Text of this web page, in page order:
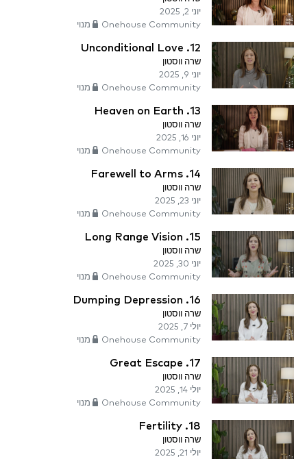
יוני 2, 2025
Onehouse Community מנוי
12. Unconditional Love
שרה ווסטון
יוני 9, 2025
Onehouse Community מנוי
13. Heaven on Earth
שרה ווסטון
יוני 16, 2025
Onehouse Community מנוי
14. Farewell to Arms
שרה ווסטון
יוני 23, 2025
Onehouse Community מנוי
15. Long Range Vision
שרה ווסטון
יוני 30, 2025
Onehouse Community מנוי
16. Dumping Depression
שרה ווסטון
יולי 7, 2025
Onehouse Community מנוי
17. Great Escape
שרה ווסטון
יולי 14, 2025
Onehouse Community מנוי
18. Fertility
שרה ווסטון
יולי 21, 2025